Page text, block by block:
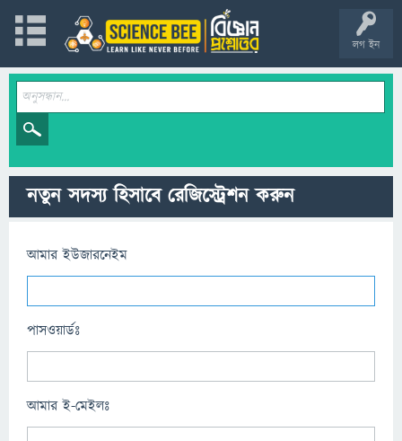
লগ ইন
নতুন সদস্য হিসাবে রেজিস্ট্রেশন করুন
আমার ইউজারনেইম
পাসওয়ার্ডঃ
আমার ই-মেইলঃ